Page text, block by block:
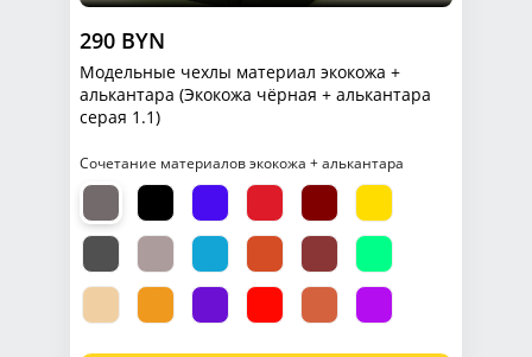
290 BYN
Модельные чехлы материал экокожа +
алькантара (Экокожа чёрная + алькантара
серая 1.1)
Сочетание материалов экокожа + алькантара